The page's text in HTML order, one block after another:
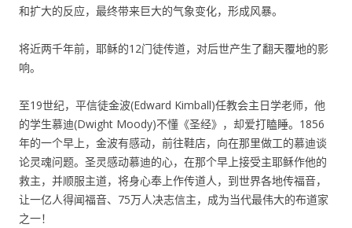
和扩大的反应，最终带来巨大的气象变化，形成风暴。
将近两千年前，耶稣的12门徒传道，对后世产生了翻天覆地的影
响。
至19世纪，平信徒金波(Edward Kimball)任教会主日学老师，他
的学生慕迪(Dwight Moody)不懂《圣经》，却爱打瞌睡。1856
年的一个早上，金波有感动，前往鞋店，向在那里做工的慕迪谈
论灵魂问题。圣灵感动慕迪的心，在那个早上接受主耶稣作他的
救主，并顺服主道，将身心奉上作传道人，到世界各地传福音，
让一亿人得闻福音、75万人决志信主，成为当代最伟大的布道家
之一！